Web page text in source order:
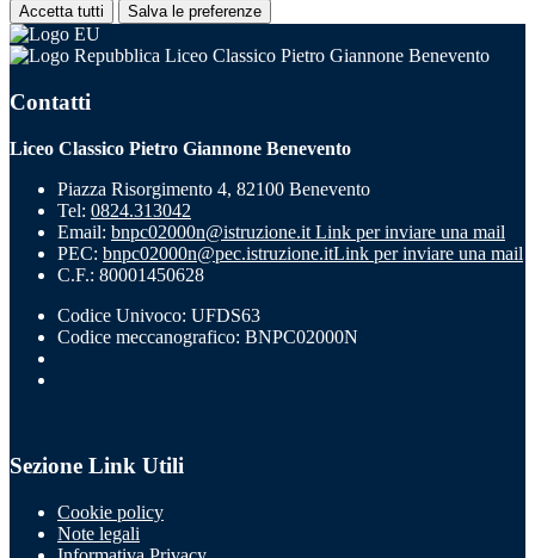
Accetta tutti Salva le preferenze
Liceo Classico Pietro Giannone Benevento
Contatti
Liceo Classico Pietro Giannone Benevento
Piazza Risorgimento 4, 82100 Benevento
Tel: 0824.313042
Email: bnpc02000n@istruzione.it Link per inviare una mail
PEC: bnpc02000n@pec.istruzione.itLink per inviare una mail
C.F.: 80001450628
Codice Univoco: UFDS63
Codice meccanografico: BNPC02000N
Sezione Link Utili
Cookie policy
Note legali